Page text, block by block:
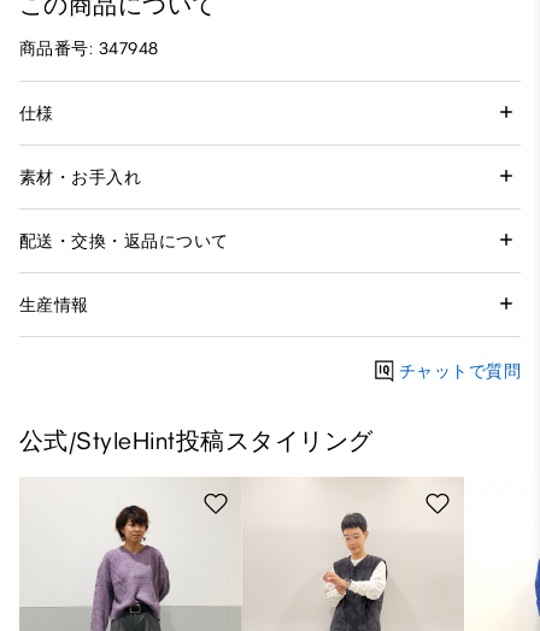
商品番号: 347948
仕様
素材・お手入れ
配送・交換・返品について
生産情報
チャットで質問
公式/StyleHint投稿スタイリング